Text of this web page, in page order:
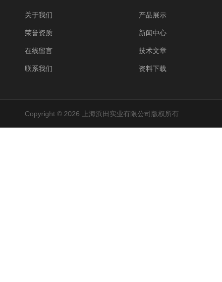
关于我们
荣誉资质
在线留言
联系我们
产品展示
新闻中心
技术文章
资料下载
Copyright © 2026 上海浜田实业有限公司版权所有